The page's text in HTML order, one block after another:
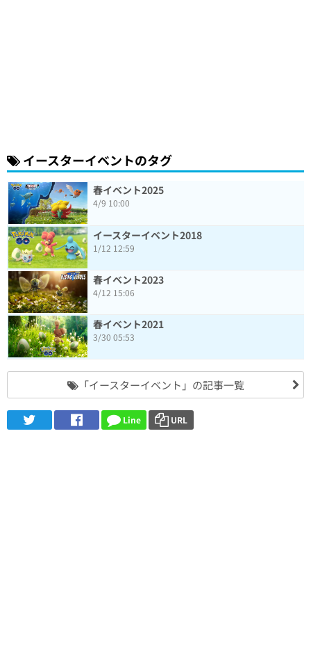
イースターイベントのタグ
春イベント2025
4/9 10:00
イースターイベント2018
1/12 12:59
春イベント2023
4/12 15:06
春イベント2021
3/30 05:53
「イースターイベント」の記事一覧
Line URL